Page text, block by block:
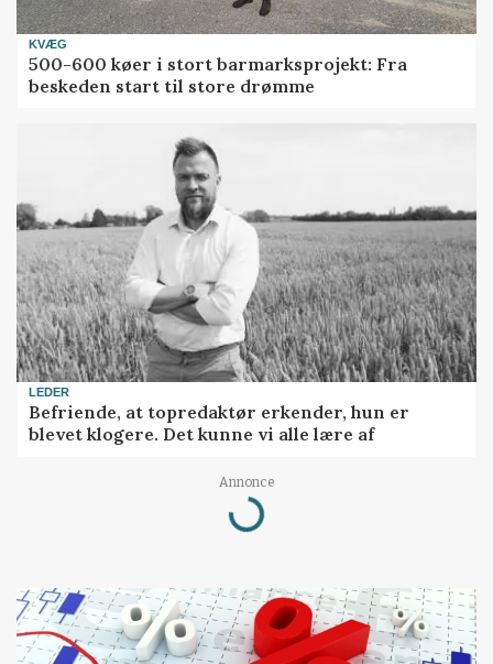
KVÆG
500-600 køer i stort barmarksprojekt: Fra
beskeden start til store drømme
LEDER
Befriende, at topredaktør erkender, hun er
blevet klogere. Det kunne vi alle lære af
Annonce
Loading...